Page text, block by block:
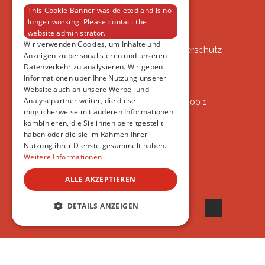
VSAT
VSAT - Verein Schweizer Auslandtierschutz
Oberlangnauerstrasse 13b
9562 Märwil
IBAN: CH82 00 78 4297 8786 7200 1
ERREICHBAR
AB 17:45
+41 44 594 66 25
© 2022 VSAT
This Cookie Banner was deleted and is no
longer working. Please contact the
website administrator.
Wir verwenden Cookies, um Inhalte und
Anzeigen zu personalisieren und unseren
Datenverkehr zu analysieren. Wir geben
Informationen über Ihre Nutzung unserer
Website auch an unsere Werbe- und
Analysepartner weiter, die diese
möglicherweise mit anderen Informationen
kombinieren, die Sie ihnen bereitgestellt
haben oder die sie im Rahmen Ihrer
Nutzung ihrer Dienste gesammelt haben.
Weitere Informationen
ALLE AKZEPTIEREN
DETAILS ANZEIGEN
UNBEDINGT ERFORDERLICH